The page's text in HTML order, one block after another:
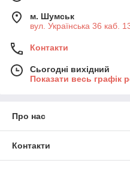
м. Шумськ
вул. Українська 36 каб.
Контакти
Сьогодні вихідний
Показати весь графік
Про нас
Контакти